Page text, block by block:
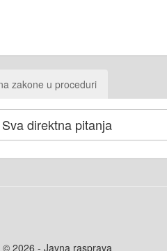
zakone u proceduri
Sva direktna pitanja
© 2026 - Javna rasprava